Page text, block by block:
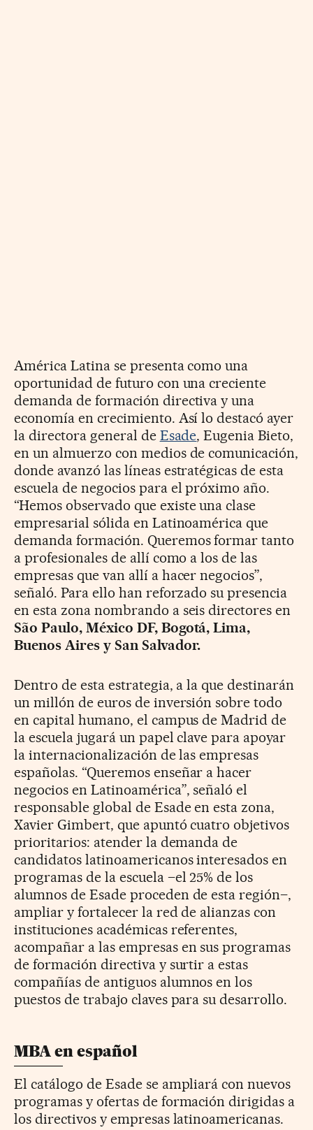
América Latina se presenta como una
oportunidad de futuro con una creciente
demanda de formación directiva y una
economía en crecimiento. Así lo destacó ayer
la directora general de Esade, Eugenia Bieto,
en un almuerzo con medios de comunicación,
donde avanzó las líneas estratégicas de esta
escuela de negocios para el próximo año.
“Hemos observado que existe una clase
empresarial sólida en Latinoamérica que
demanda formación. Queremos formar tanto
a profesionales de allí como a los de las
empresas que van allí a hacer negocios”,
señaló. Para ello han reforzado su presencia
en esta zona nombrando a seis directores en
São Paulo, México DF, Bogotá, Lima,
Buenos Aires y San Salvador.
Dentro de esta estrategia, a la que destinarán
un millón de euros de inversión sobre todo
en capital humano, el campus de Madrid de
la escuela jugará un papel clave para apoyar
la internacionalización de las empresas
españolas. “Queremos enseñar a hacer
negocios en Latinoamérica”, señaló el
responsable global de Esade en esta zona,
Xavier Gimbert, que apuntó cuatro objetivos
prioritarios: atender la demanda de
candidatos latinoamericanos interesados en
programas de la escuela –el 25% de los
alumnos de Esade proceden de esta región–,
ampliar y fortalecer la red de alianzas con
instituciones académicas referentes,
acompañar a las empresas en sus programas
de formación directiva y surtir a estas
compañías de antiguos alumnos en los
puestos de trabajo claves para su desarrollo.
MBA en español
El catálogo de Esade se ampliará con nuevos
programas y ofertas de formación dirigidas a
los directivos y empresas latinoamericanas.